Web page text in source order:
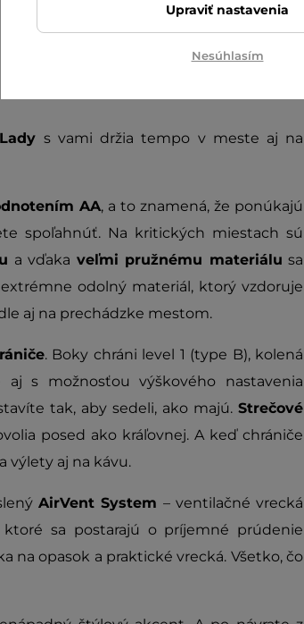
s vami držia tempo v meste aj na
AA, a to znamená, že ponúkajú
spoľahnúť. Na kritických miestach sú
a vďaka veľmi pružnému materiálu sa
odolný materiál, ktorý vzdoruje
aj na prechádzke mestom.
. Boky chráni level 1 (type B), kolená
s možnosťou výškového nastavenia
tak, aby sedeli, ako majú. Strečové
posed ako kráľovnej. A keď chrániče
výlety aj na kávu.
AirVent System – ventilačné vrecká
sa postarajú o príjemné prúdenie
na opasok a praktické vrecká. Všetko, čo
Upraviť nastavenia
Nesúhlasím